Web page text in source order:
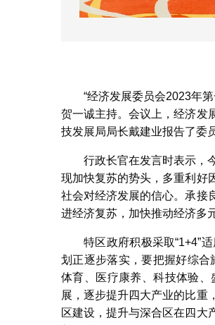
“经济发展委员会2023年
贺一诚主持。会议上，经济发
技发展局局长戴建业报告了委
行政长官在发言时表示，
现加快复苏的势头，多重利好
社会对经济发展的信心。承接
进经济复苏，加快推动经济多
特区政府积极采取“1+4”
划正逐步落实，要把握好综合
体育、医疗康养、科技体验
展，逐步提升四大产业的比重
区建设，提升与深合区在四大